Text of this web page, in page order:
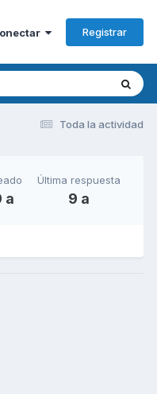
Registrar
Toda la actividad
a
Última respuesta
9 a